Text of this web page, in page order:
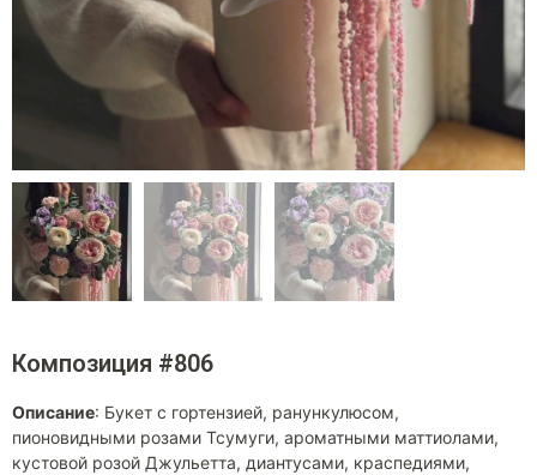
Композиция #806
Описание: Букет с гортензией, ранункулюсом,
пионовидными розами Тсумуги, ароматными маттиолами,
кустовой розой Джульетта, диантусами, краспедиями,